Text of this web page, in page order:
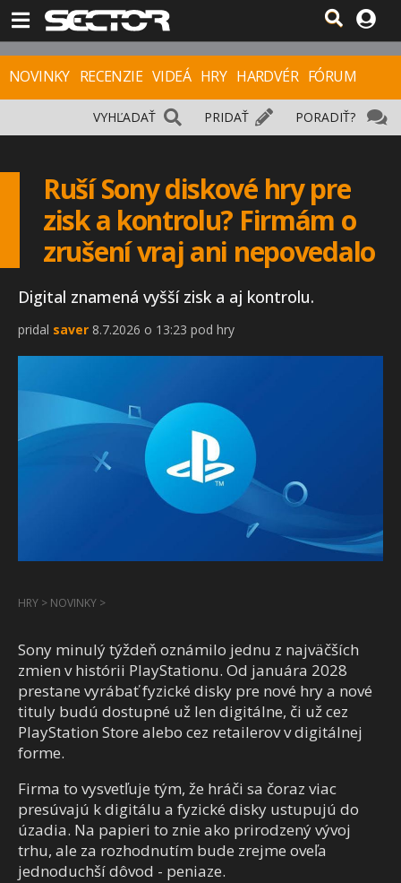
NOVINKY RECENZIE VIDEÁ HRY HARDVÉR FÓRUM
PORADIŤ?
PRIDAŤ
VYHĽADAŤ
Ruší Sony diskové hry pre
zisk a kontrolu? Firmám o
zrušení vraj ani nepovedalo
Digital znamená vyšší zisk a aj kontrolu.
pridal saver 8.7.2026 o 13:23 pod hry
HRY > NOVINKY >
Sony minulý týždeň oznámilo jednu z najväčších
zmien v histórii PlayStationu. Od januára 2028
prestane vyrábať fyzické disky pre nové hry a nové
tituly budú dostupné už len digitálne, či už cez
PlayStation Store alebo cez retailerov v digitálnej
forme.
Firma to vysvetľuje tým, že hráči sa čoraz viac
presúvajú k digitálu a fyzické disky ustupujú do
úzadia. Na papieri to znie ako prirodzený vývoj
trhu, ale za rozhodnutím bude zrejme oveľa
jednoduchší dôvod - peniaze.